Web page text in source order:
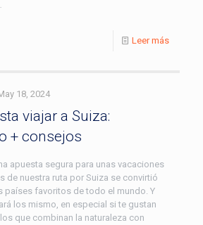
Leer más
18, 2024
viajar a Suiza:
+ consejos
apuesta segura para unas vacaciones
de nuestra ruta por Suiza se convirtió
países favoritos de todo el mundo. Y
los mismo, en especial si te gustan
que combinan la naturaleza con